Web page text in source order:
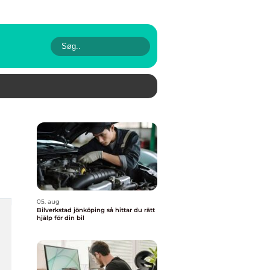
05. aug
Bilverkstad jönköping så hittar du rätt
hjälp för din bil